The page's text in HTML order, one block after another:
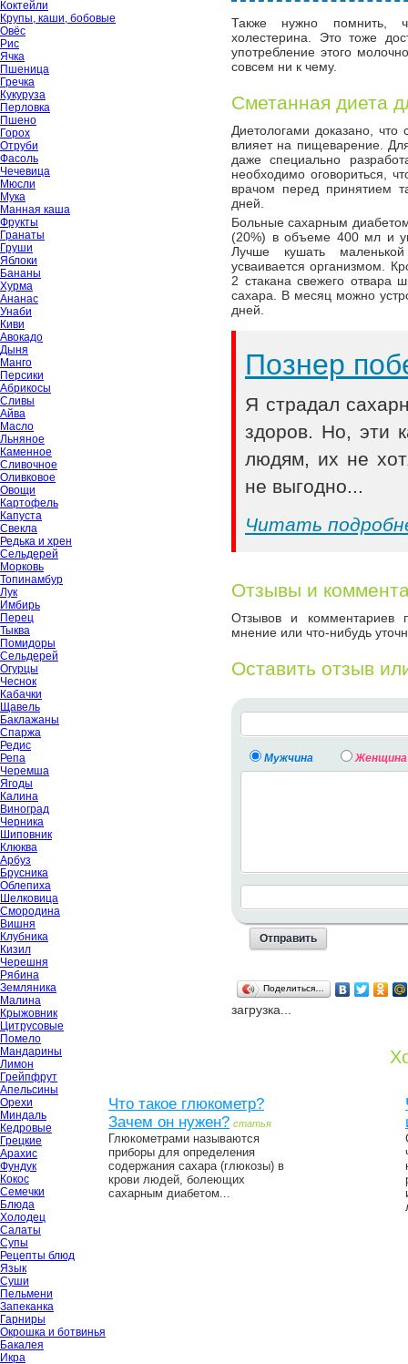
Коктейли
Крупы, каши, бобовые
Овёс
Рис
Ячка
Пшеница
Гречка
Кукуруза
Перловка
Пшено
Горох
Отруби
Фасоль
Чечевица
Мюсли
Мука
Манная каша
Фрукты
Гранаты
Груши
Яблоки
Бананы
Хурма
Ананас
Унаби
Киви
Авокадо
Дыня
Манго
Персики
Абрикосы
Сливы
Айва
Масло
Льняное
Каменное
Сливочное
Оливковое
Овощи
Картофель
Капуста
Свекла
Редька и хрен
Сельдерей
Морковь
Топинамбур
Лук
Имбирь
Перец
Тыква
Помидоры
Сельдерей
Огурцы
Чеснок
Кабачки
Щавель
Баклажаны
Спаржа
Редис
Репа
Черемша
Ягоды
Калина
Виноград
Черника
Шиповник
Клюква
Арбуз
Брусника
Облепиха
Шелковица
Смородина
Вишня
Клубника
Кизил
Черешня
Рябина
Земляника
Малина
Крыжовник
Цитрусовые
Помело
Мандарины
Лимон
Грейпфрут
Апельсины
Орехи
Миндаль
Кедровые
Грецкие
Арахис
Фундук
Кокос
Семечки
Блюда
Холодец
Салаты
Супы
Рецепты блюд
Язык
Суши
Пельмени
Запеканка
Гарниры
Окрошка и ботвинья
Бакалея
Икра
Также нужно помнить,
холестерина. Это тоже
употребление этого
совсем ни к чему.
Сметанная диета
Диетологами доказано, что
влияет на пищеварение.
даже специально
необходимо оговориться,
врачом перед принятием
дней.
Больные сахарным
(20%) в объеме 400 мл и
Лучше кушать
усваивается организмом.
2 стакана свежего отвара
сахара. В месяц можно
дней.
Познер
Я страдал
здоров. Но, эти
людям, их не
не выгодно...
Читать
Отзывы и
Отзывов и комментариев
мнение или что-нибудь
Оставить отзыв
Мужчина Женщина
Поделиться…
загрузка...
Что такое глюкометр?
Зачем он нужен? статья
Глюкометрами называются
приборы для определения
содержания сахара (глюкозы) в
крови людей, болеющих
сахарным диабетом...